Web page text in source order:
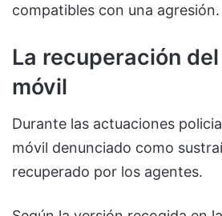
compatibles con una agresión.
La recuperación
móvil
Durante las actuaciones
móvil denunciado como
recuperado por los agentes.